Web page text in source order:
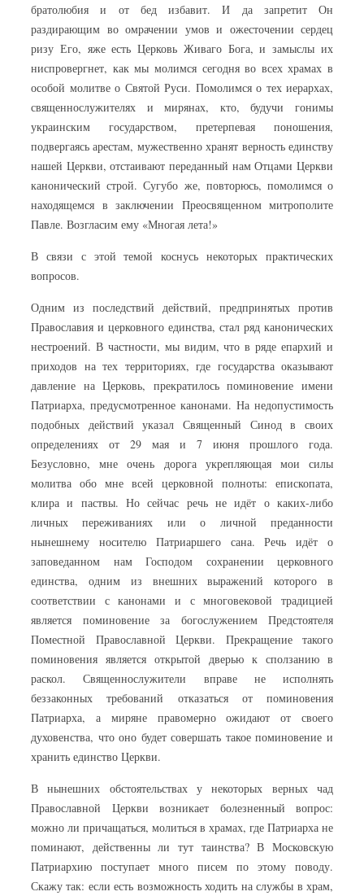
братолюбия и от бед избавит. И да запретит Он
раздирающим во омрачении умов и ожесточении сердец
ризу Его, яже есть Церковь Живаго Бога, и замыслы их
ниспровергнет, как мы молимся сегодня во всех храмах в
особой молитве о Святой Руси. Помолимся о тех иерархах,
священнослужителях и мирянах, кто, будучи гонимы
украинским государством, претерпевая поношения,
подвергаясь арестам, мужественно хранят верность единству
нашей Церкви, отстаивают переданный нам Отцами Церкви
канонический строй. Сугубо же, повторюсь, помолимся о
находящемся в заключении Преосвященном митрополите
Павле. Возгласим ему «Многая лета!»
В связи с этой темой коснусь некоторых практических
вопросов.
Одним из последствий действий, предпринятых против
Православия и церковного единства, стал ряд канонических
нестроений. В частности, мы видим, что в ряде епархий и
приходов на тех территориях, где государства оказывают
давление на Церковь, прекратилось поминовение имени
Патриарха, предусмотренное канонами. На недопустимость
подобных действий указал Священный Синод в своих
определениях от 29 мая и 7 июня прошлого года.
Безусловно, мне очень дорога укрепляющая мои силы
молитва обо мне всей церковной полноты: епископата,
клира и паствы. Но сейчас речь не идёт о каких-либо
личных переживаниях или о личной преданности
нынешнему носителю Патриаршего сана. Речь идёт о
заповеданном нам Господом сохранении церковного
единства, одним из внешних выражений которого в
соответствии с канонами и с многовековой традицией
является поминовение за богослужением Предстоятеля
Поместной Православной Церкви. Прекращение такого
поминовения является открытой дверью к сползанию в
раскол. Священнослужители вправе не исполнять
беззаконных требований отказаться от поминовения
Патриарха, а миряне правомерно ожидают от своего
духовенства, что оно будет совершать такое поминовение и
хранить единство Церкви.
В нынешних обстоятельствах у некоторых верных чад
Православной Церкви возникает болезненный вопрос:
можно ли причащаться, молиться в храмах, где Патриарха не
поминают, действенны ли тут таинства? В Московскую
Патриархию поступает много писем по этому поводу.
Скажу так: если есть возможность ходить на службы в храм,